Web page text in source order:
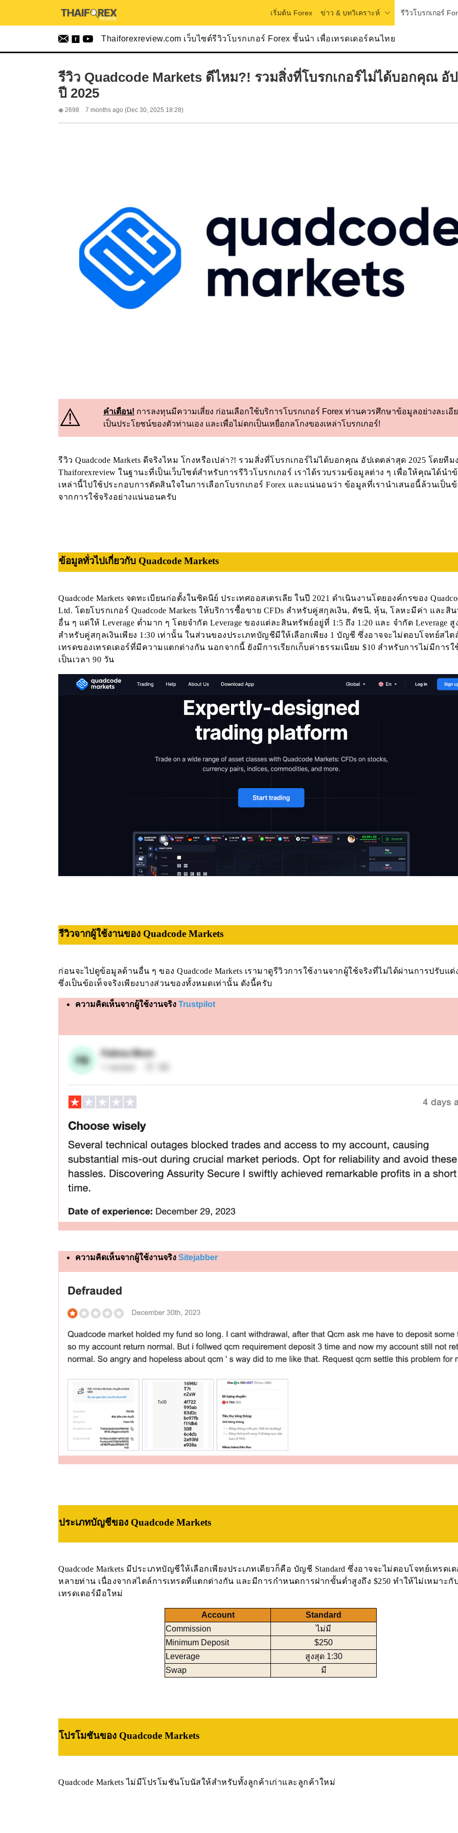
เริ่มต้น Forex ข่าว & บทวิเคราะห์ รีวิวโบรกเกอร์
Thaiforexreview.com เว็บไซต์รีวิวโบรกเกอร์ Forex ชั้นนำ เพื่อเทรดเดอร์คนไทย
รีวิว Quadcode Markets ดีไหม?! รวมสิ่งที่โบรกเกอร์ไม่ได้บอกคุณ อั
ปี 2025
2698 7 months ago (Dec 30, 2025 18:28)
⚠️ คำเตือน! การลงทุนมีความเสี่ยง ก่อนเลือกใช้บริการโบรกเกอร์ Forex ท่านควรศึกษาข้อมูลอย่างละเอี
เป็นประโยชน์ของตัวท่านเอง และเพื่อไม่ตกเป็นเหยื่อกลโกงของเหล่าโบรกเกอร์!
รีวิว Quadcode Markets ดีจริงไหม โกงหรือเปล่า?! รวมสิ่งที่โบรกเกอร์ไม่ได้บอกคุณ อัปเดตล่าสุด 2025 โดยทีม
Thaiforexreview ในฐานะที่เป็นเว็บไซต์สำหรับการรีวิวโบรกเกอร์ เราได้รวบรวมข้อมูลต่าง ๆ เพื่อให้คุณได้นำ
เหล่านี้ไปใช้ประกอบการตัดสินใจในการเลือกโบรกเกอร์ Forex และแน่นอนว่า ข้อมูลที่เรานำเสนอนี้ล้วนเป็น
จากการใช้จริงอย่างแน่นอนครับ
ข้อมูลทั่วไปเกี่ยวกับ Quadcode Markets
Quadcode Markets จดทะเบียนก่อตั้งในซิดนีย์ ประเทศออสเตรเลีย ในปี 2021 ดำเนินงานโดยองค์กรของ
Ltd. โดยโบรกเกอร์ Quadcode Markets ให้บริการซื้อขาย CFDs สำหรับคู่สกุลเงิน, ดัชนี, หุ้น, โลหะมีค่า และสิ
อื่น ๆ แต่ให้ Leverage ต่ำมาก ๆ โดยจำกัด Leverage ของแต่ละสินทรัพย์อยู่ที่ 1:5 ถึง 1:20 และ จำกัด Leverage สู
สำหรับคู่สกุลเงินเพียง 1:30 เท่านั้น ในส่วนของประเภทบัญชีมีให้เลือกเพียง 1 บัญชี ซึ่งอาจจะไม่ตอบโจทย์สไต
เทรดของเทรดเดอร์ที่มีความแตกต่างกัน นอกจากนี้ ยังมีการเรียกเก็บค่าธรรมเนียม $10 สำหรับการไม่มีการใ
เป็นเวลา 90 วัน
รีวิวจากผู้ใช้งานของ Quadcode Markets
ก่อนจะไปดูข้อมูลด้านอื่น ๆ ของ Quadcode Markets เรามาดูรีวิวการใช้งานจากผู้ใช้จริงที่ไม่ได้ผ่านการปรับแ
ซึ่งเป็นข้อเท็จจริงเพียงบางส่วนของทั้งหมดเท่านั้น ดังนี้ครับ
ความคิดเห็นจากผู้ใช้งานจริง Trustpilot
ความคิดเห็นจากผู้ใช้งานจริง Sitejabber
ประเภทบัญชีของ Quadcode Markets
Quadcode Markets มีประเภทบัญชีให้เลือกเพียงประเภทเดียวก็คือ บัญชี Standard ซึ่งอาจจะไม่ตอบโจทย์เทรดเด
หลายท่าน เนื่องจากสไตล์การเทรดที่แตกต่างกัน และมีการกำหนดการฝากขั้นต่ำสูงถึง $250 ทำให้ไม่เหมาะกับ
เทรดเดอร์มือใหม่
Account
Standard
Commission
ไม่มี
Minimum Deposit
$250
Leverage
สูงสุด 1:30
Swap
มี
โปรโมชันของ Quadcode Markets
Quadcode Markets ไม่มีโปรโมชันโบนัสให้สำหรับทั้งลูกค้าเก่าและลูกค้าใหม่